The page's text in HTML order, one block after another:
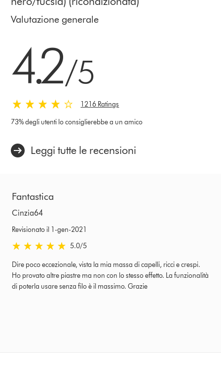
Valutazione generale
4.2/5
1216 Ratings
73% degli utenti lo consiglierebbe a un amico
Leggi tutte le recensioni
Fantastica
Cinzia64
Revisionato il 1-gen-2021
5.0 stelle su 5 da Revisionato il 1-gen-2021 Ratings
5.0/5
Dire poco eccezionale, vista la mia massa di capelli, ricci e crespi.
Ho provato altre piastre ma non con lo stesso effetto. La funzionalità
di poterla usare senza filo è il massimo. Grazie